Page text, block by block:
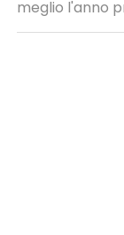
meglio l'anno